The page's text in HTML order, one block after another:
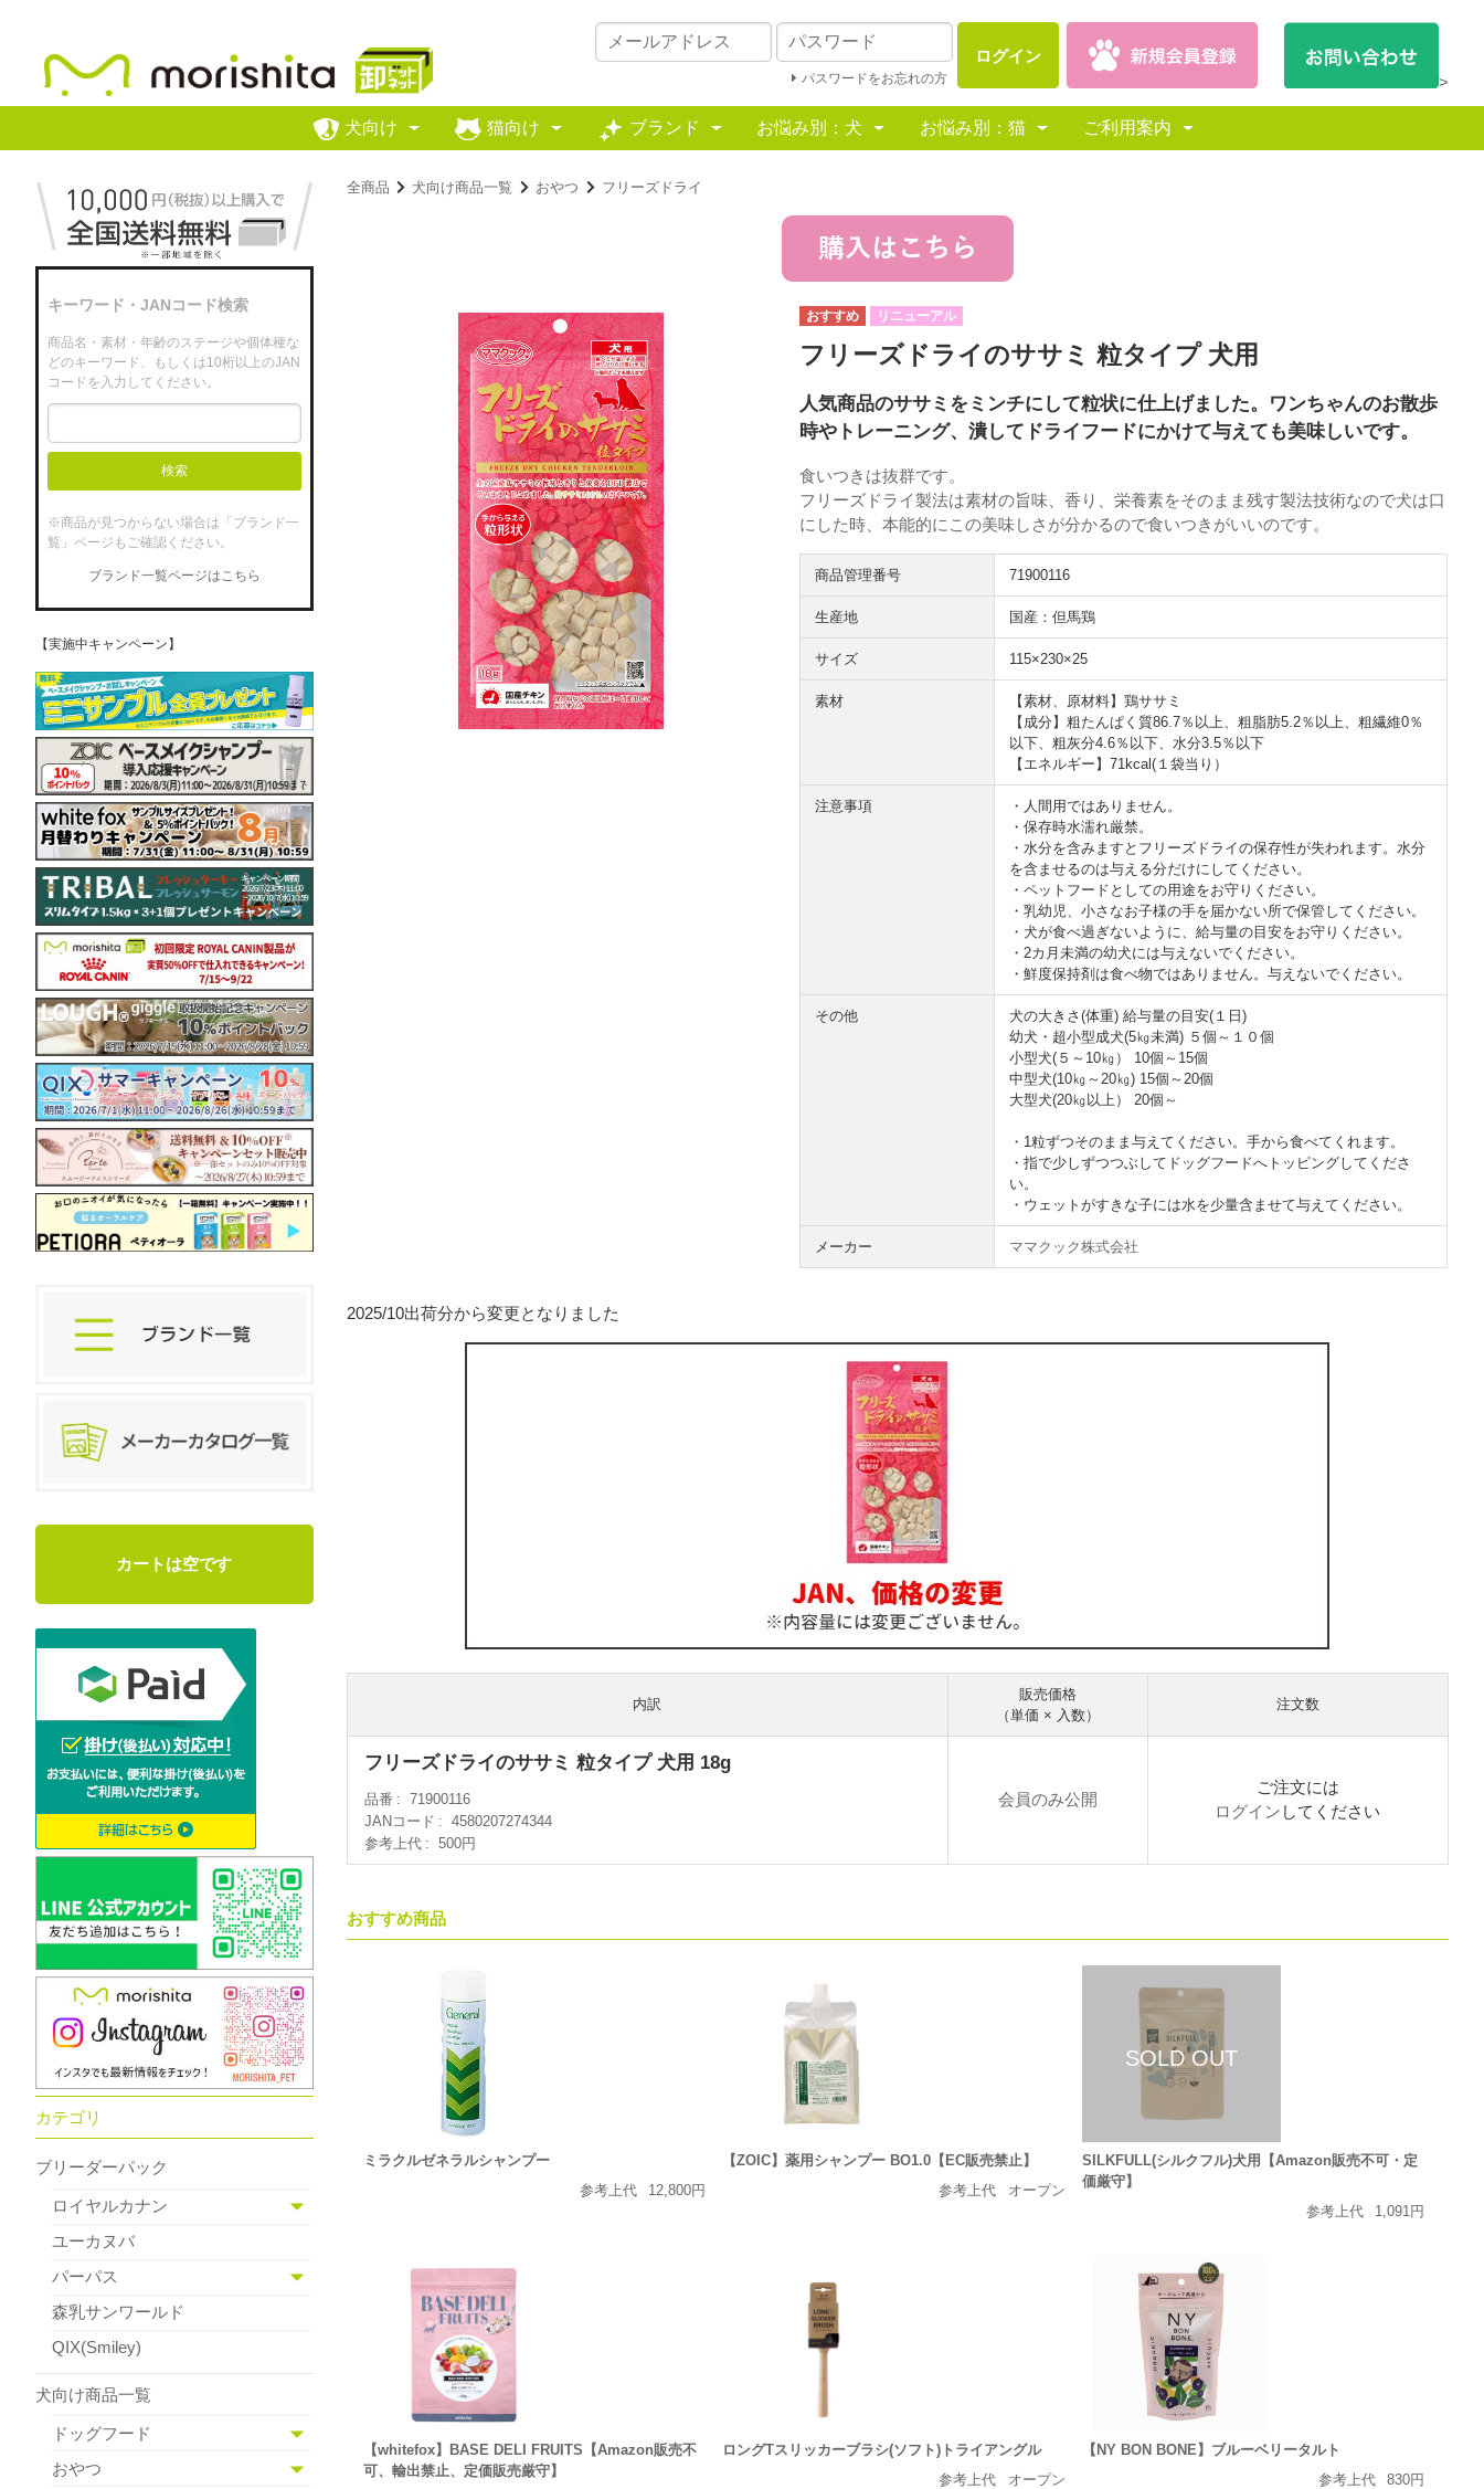
>
ログイン
パスワードをお忘れの方
犬向け 猫向け ブランド お悩み別：犬 お悩み別：猫 ご利用案内
全商品 犬向け商品一覧 おやつ フリーズドライ
リニューアル
フリーズドライのササミ 粒タイプ 犬用
人気商品のササミをミンチにして粒状に仕上げました。ワンちゃんのお散歩
時やトレーニング、潰してドライフードにかけて与えても美味しいです。
食いつきは抜群です。
フリーズドライ製法は素材の旨味、香り、栄養素をそのまま残す製法技術なので犬は口
にした時、本能的にこの美味しさが分かるので食いつきがいいのです。
商品管理番号 71900116
生産地 国産：但馬鶏
サイズ 115×230×25
素材
【素材、原材料】鶏ササミ
【成分】粗たんぱく質86.7％以上、粗脂肪5.2％以上、粗繊維0％
以下、粗灰分4.6％以下、水分3.5％以下
【エネルギー】71kcal(１袋当り）
注意事項
・人間用ではありません。
・保存時水濡れ厳禁。
・水分を含みますとフリーズドライの保存性が失われます。水分
を含ませるのは与える分だけにしてください。
・ペットフードとしての用途をお守りください。
・乳幼児、小さなお子様の手を届かない所で保管してください。
・犬が食べ過ぎないように、給与量の目安をお守りください。
・2カ月未満の幼犬には与えないでください。
・鮮度保持剤は食べ物ではありません。与えないでください。
その他
犬の大きさ(体重) 給与量の目安(１日)
幼犬・超小型成犬(5㎏未満) ５個～１０個
小型犬(５～10㎏） 10個～15個
中型犬(10㎏～20㎏) 15個～20個
大型犬(20㎏以上） 20個～
・1粒ずつそのまま与えてください。手から食べてくれます。
・指で少しずつつぶしてドッグフードへトッピングしてくださ
い。
・ウェットがすきな子には水を少量含ませて与えてください。
メーカー ママクック株式会社
2025/10出荷分から変更となりました
内訳
販売価格
（単価 × 入数）
注文数
フリーズドライのササミ 粒タイプ 犬用 18g
品番
71900116
JANコード
4580207274344
参考上代
500円
会員のみ公開
ご注文には
ログイン してください
おすすめ商品
ミラクルゼネラルシャンプー
参考上代
12,800円
【ZOIC】薬用シャンプー BO1.0【EC販売禁止】
参考上代
オープン
SILKFULL(シルクフル)犬用【Amazon販売不可・定
価厳守】
参考上代
1,091円
【whitefox】BASE DELI FRUITS【Amazon販売不
可、輸出禁止、定価販売厳守】
ロングTスリッカーブラシ(ソフト)トライアングル
参考上代
オープン
【NY BON BONE】ブルーベリータルト
参考上代
830円
キーワード・JANコード検索
商品名・素材・年齢のステージや個体種な
どのキーワード、もしくは10桁以上のJAN
コードを入力してください。
検索
※商品が見つからない場合は「ブランド一
覧」ページもご確認ください。
ブランド一覧ページはこちら
【実施中キャンペーン】
カートは空です
カテゴリ
ブリーダーパック
ロイヤルカナン
ユーカヌバ
パーパス
森乳サンワールド
QIX(Smiley)
犬向け商品一覧
ドッグフード
おやつ